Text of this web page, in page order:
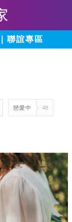
聯誼專區
戀愛中 48